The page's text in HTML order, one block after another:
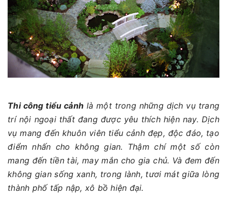
Thi công tiểu cảnh là một trong những dịch vụ trang
trí nội ngoại thất đang được yêu thích hiện nay. Dịch
vụ mang đến khuôn viên tiểu cảnh đẹp, độc đáo, tạo
điểm nhấn cho không gian. Thậm chí một số còn
mang đến tiền tài, may mắn cho gia chủ. Và đem đến
không gian sống xanh, trong lành, tươi mát giữa lòng
thành phố tấp nập, xô bồ hiện đại.